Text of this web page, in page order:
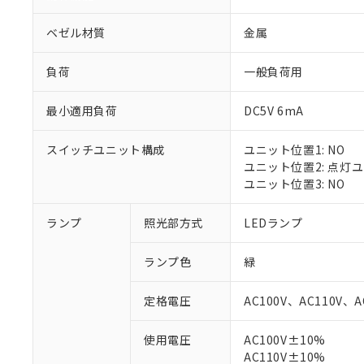
ベゼル材質 金属
負荷 一般負荷用
最小適用負荷 DC5V 6mA
スイッチユニット構成
ユニット位置1: NO
ユニット位置2: 点灯
ユニット位置3: NO
ランプ 照光部方式 LEDランプ
ランプ色 緑
定格電圧 AC100V、AC110V、
使用電圧
AC100V±10%
AC110V±10%
ご利用条件
※1 対応状況
対応予定なし：
調査・確認中：
非該当品：ライセ
仕入先様の事情に
※1 中国